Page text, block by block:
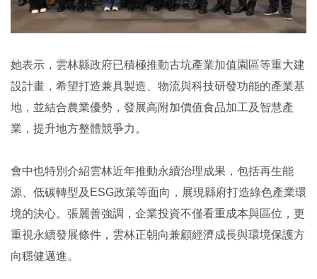
她表示，雲林縣政府已積極推動古坑產業加值園區等重大建
設計畫，希望打造兼具製造、物流與科技研發功能的產業基
地，並結合農業優勢，發展高附加價值食品加工及智慧產
業，提升地方整體競爭力。
會中也特別介紹雲林近年推動永續治理成果，包括再生能
源、低碳轉型及ESG政策等面向，展現縣府打造綠色產業環
境的決心。張麗善強調，企業投資不僅看重成本與區位，更
重視永續發展條件，雲林正朝向兼顧經濟成長與環境保護方
向穩健邁進。